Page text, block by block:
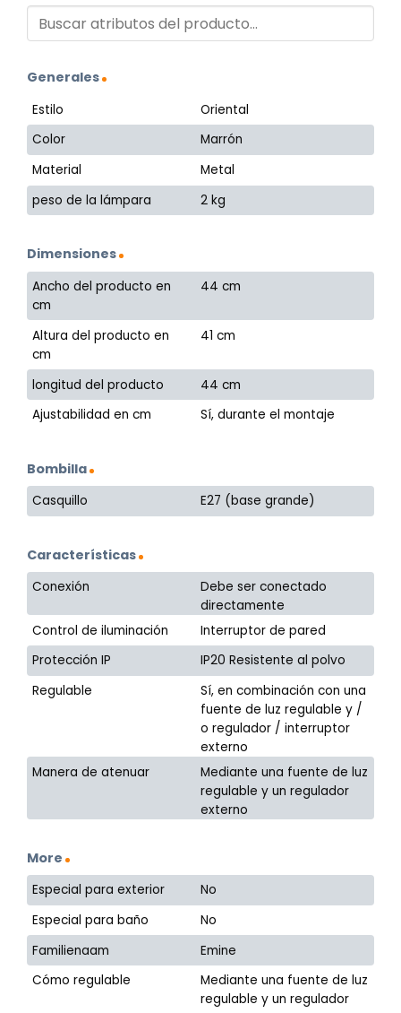
Generales
Estilo
Oriental
Color
Marrón
Material
Metal
peso de la lámpara
2 kg
Dimensiones
Ancho del producto en
cm
44 cm
Altura del producto en
cm
41 cm
longitud del producto
44 cm
Ajustabilidad en cm
Sí, durante el montaje
Bombilla
Casquillo E27 (base grande)
Características
Conexión
Debe ser conectado
directamente
Control de iluminación
Interruptor de pared
Protección IP
IP20 Resistente al polvo
Regulable
Sí, en combinación con una
fuente de luz regulable y /
o regulador / interruptor
externo
Manera de atenuar
Mediante una fuente de luz
regulable y un regulador
externo
More
Especial para exterior
No
Especial para baño
No
Familienaam
Emine
Cómo regulable
Mediante una fuente de luz
regulable y un regulador